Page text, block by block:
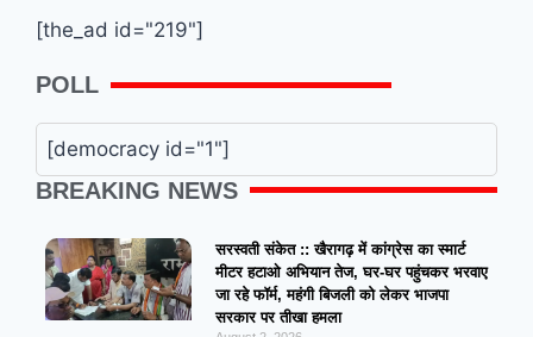
[the_ad id="219"]
POLL
[democracy id="1"]
BREAKING NEWS
सरस्वती संकेत :: खैरागढ़ में कांग्रेस का स्मार्ट
मीटर हटाओ अभियान तेज, घर-घर पहुंचकर भरवाए
जा रहे फॉर्म, महंगी बिजली को लेकर भाजपा
सरकार पर तीखा हमला